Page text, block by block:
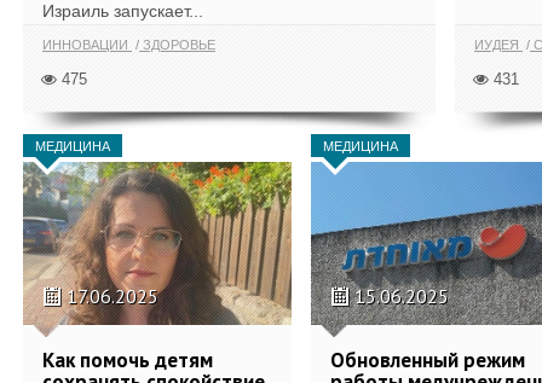
Израиль запускает...
ИННОВАЦИИ ЗДОРОВЬЕ
475
ИУДЕЯ
431
МЕДИЦИНА
17.06.2025
Как помочь детям
МЕДИЦИНА
15.06.2025
Обновленный режим